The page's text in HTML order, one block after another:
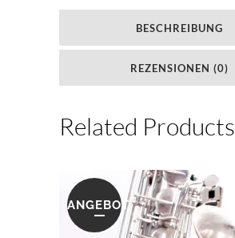
BESCHREIBUNG
REZENSIONEN (0)
Related Products
ANGEBOT